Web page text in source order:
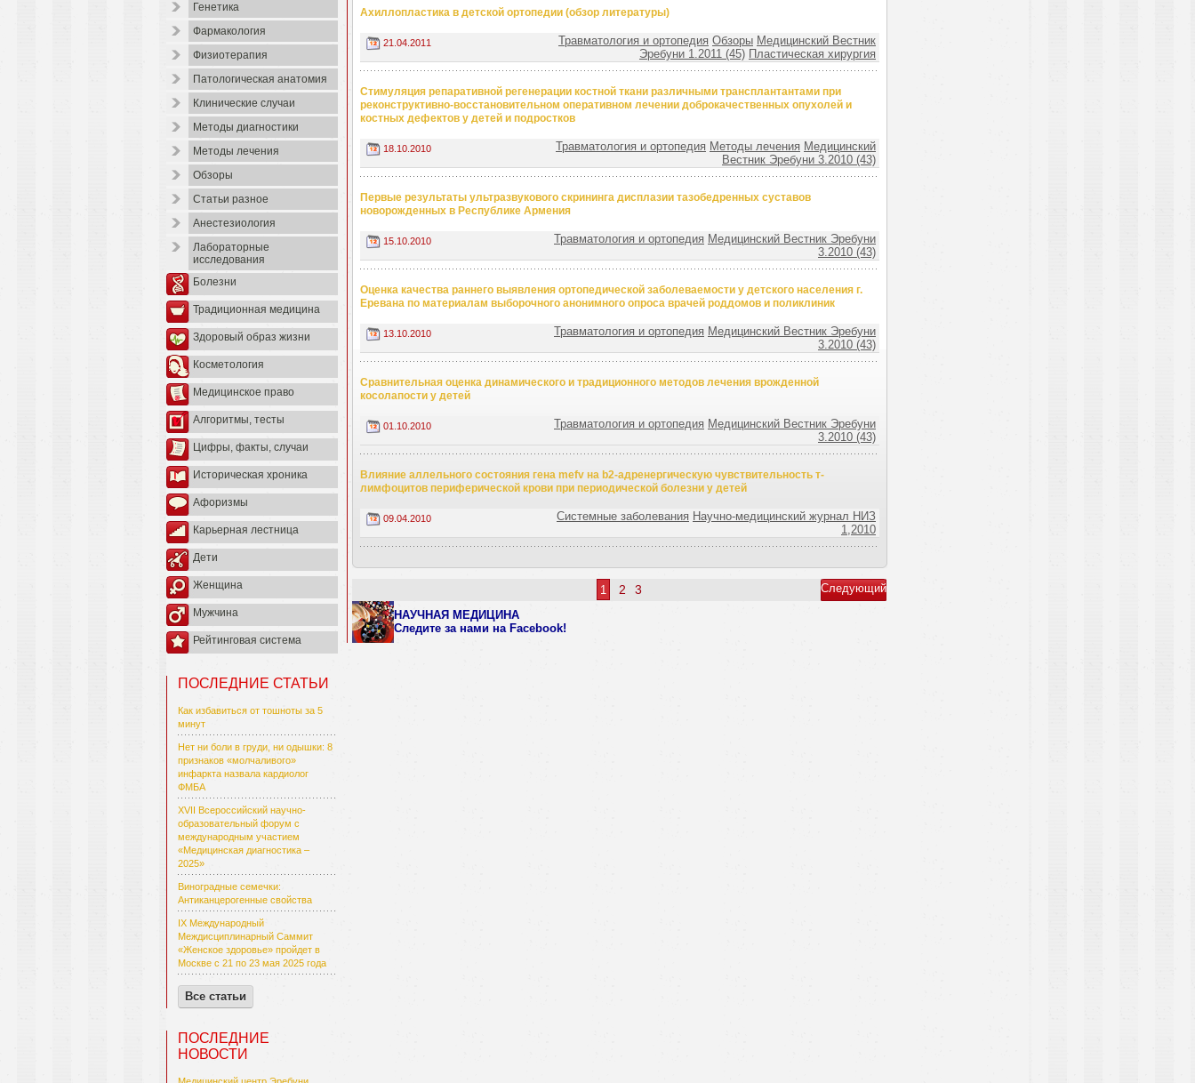
Генетика
Фармакология
Физиотерапия
Патологическая анатомия
Клинические случаи
Методы диагностики
Методы лечения
Обзоры
Статьи разное
Анестезиология
Лабораторные
исследования
Болезни
Традиционная медицина
Здоровый образ жизни
Косметология
Медицинское право
Алгоритмы, тесты
Цифры, факты, случаи
Историческая хроника
Афоризмы
Карьерная лестница
Дети
Женщина
Мужчина
Рейтинговая система
ПОСЛЕДНИЕ СТАТЬИ
Как избавиться от тошноты за 5
минут
Нет ни боли в груди, ни одышки: 8
признаков «молчаливого»
инфаркта назвала кардиолог
ФМБА
XVII Всероссийский научно-
образовательный форум с
международным участием
«Медицинская диагностика –
2025»
Виноградные семечки:
Антиканцерогенные свойства
IX Международный
Междисциплинарный Саммит
«Женское здоровье» пройдет в
Москве с 21 по 23 мая 2025 года
Все статьи
ПОСЛЕДНИЕ
НОВОСТИ
Ахиллопластика в детской ортопедии (обзор литературы)
21.04.2011 Травматология и ортопедия Обзоры Медицинский Вестник
Эребуни 1.2011 (45) Пластическая хирургия
Стимуляция репаративной регенерации костной ткани различными трансплантантами при
реконструктивно-восстановительном оперативном лечении доброкачественных опухолей и
костных дефектов у детей и подростков
18.10.2010 Травматология и ортопедия Методы лечения Медицинский
Вестник Эребуни 3.2010 (43)
Первые результаты ультразвукового скрининга дисплазии тазобедренных суставов
новорожденных в Республике Армения
15.10.2010 Травматология и ортопедия Медицинский Вестник Эребуни
3.2010 (43)
Оценка качества раннего выявления ортопедической заболеваемости у детского населения г.
Еревана по материалам выборочного анонимного опроса врачей роддомов и поликлиник
13.10.2010 Травматология и ортопедия Медицинский Вестник Эребуни
3.2010 (43)
Сравнительная оценка динамического и традиционного методов лечения врожденной
косолапости у детей
01.10.2010 Травматология и ортопедия Медицинский Вестник Эребуни
3.2010 (43)
Влияние аллельного состояния гена mefv на b2-адренергическую чувствительность т-
лимфоцитов периферической крови при периодической болезни у детей
09.04.2010 Системные заболевания Научно-медицинский журнал НИЗ
1,2010
1 2 3
Следующий
НАУЧНАЯ МЕДИЦИНА
Следите за нами на Facebook!